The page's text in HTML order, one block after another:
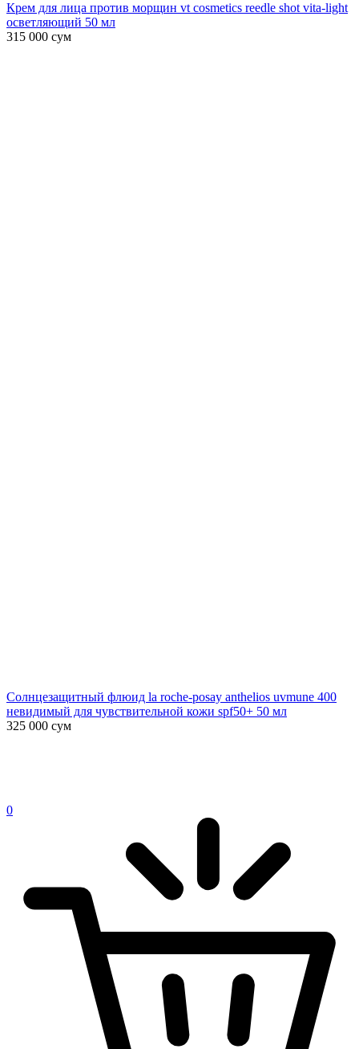
Крем для лица против морщин vt cosmetics reedle shot vita-light
осветляющий 50 мл
315 000 сум
Солнцезащитный флюид la roche-posay anthelios uvmune 400
невидимый для чувствительной кожи spf50+ 50 мл
325 000 сум
0